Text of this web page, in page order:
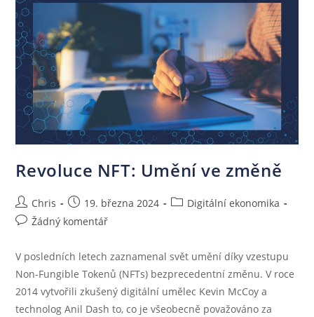
Revoluce NFT: Umění ve změně
Chris 19. března 2024
Digitální ekonomika
Žádný komentář
V posledních letech zaznamenal svět umění díky vzestupu
Non-Fungible Tokenů (NFTs) bezprecedentní změnu. V roce
2014 vytvořili zkušený digitální umělec Kevin McCoy a
technolog Anil Dash to, co je všeobecně považováno za